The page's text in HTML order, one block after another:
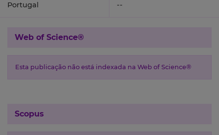
Portugal --
Web of Science®
Esta publicação não está indexada na Web of Science®
Scopus